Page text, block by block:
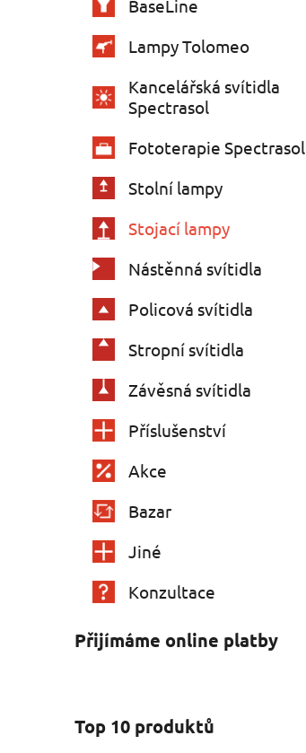
BaseLine
Lampy Tolomeo
Kancelářská svítidla
Spectrasol
Fototerapie Spectrasol
Stolní lampy
Stojací lampy
Nástěnná svítidla
Policová svítidla
Stropní svítidla
Závěsná svítidla
Příslušenství
Akce
Bazar
Jiné
Konzultace
Přijímáme online platby
Top 10 produktů